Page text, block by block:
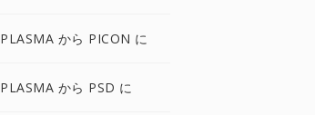
PLASMA から PICON に
PLASMA から PSD に